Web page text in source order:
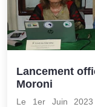
Lancement
Moroni
Le 1er Juin